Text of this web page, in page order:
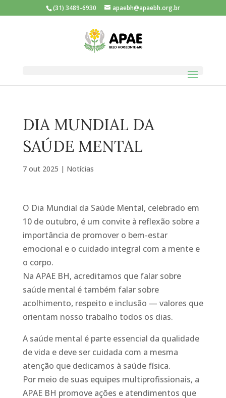
(31) 3489-6930 apaebh@apaebh.org.br
DIA MUNDIAL DA
SAÚDE MENTAL
7 out 2025 | Notícias
O Dia Mundial da Saúde Mental, celebrado em
10 de outubro, é um convite à reflexão sobre a
importância de promover o bem-estar
emocional e o cuidado integral com a mente e
o corpo.
Na APAE BH, acreditamos que falar sobre
saúde mental é também falar sobre
acolhimento, respeito e inclusão — valores que
orientam nosso trabalho todos os dias.
A saúde mental é parte essencial da qualidade
de vida e deve ser cuidada com a mesma
atenção que dedicamos à saúde física.
Por meio de suas equipes multiprofissionais, a
APAE BH promove ações e atendimentos que